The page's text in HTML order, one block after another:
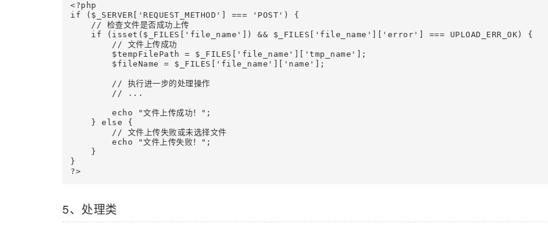
<?php
if ($_SERVER['REQUEST_METHOD'] === 'POST') {
    // 检查文件是否成功上传
    if (isset($_FILES['file_name']) && $_FILES['file_name']['error'] === UPLOAD_ERR_OK) {
        // 文件上传成功
        $tempFilePath = $_FILES['file_name']['tmp_name'];
        $fileName = $_FILES['file_name']['name'];
        // 执行进一步的处理操作
        // ...
        echo "文件上传成功！";
    } else {
        // 文件上传失败或未选择文件
        echo "文件上传失败！";
    }
}
5、处理类